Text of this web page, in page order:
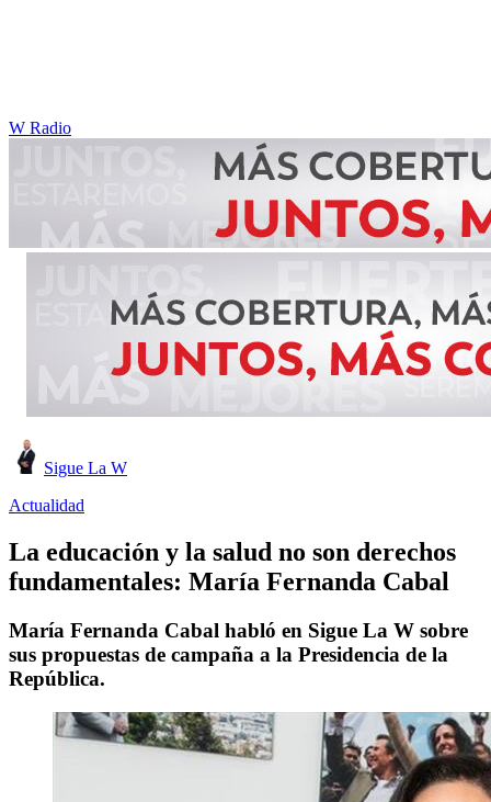
W Radio
Sigue La W
Actualidad
La educación y la salud no son derechos
fundamentales: María Fernanda Cabal
María Fernanda Cabal habló en Sigue La W sobre
sus propuestas de campaña a la Presidencia de la
República.